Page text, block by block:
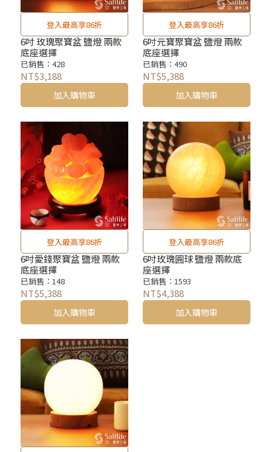
登入最高享86折
6吋 玫瑰聚寶盆 鹽燈 兩款
底座選擇
已銷售：428
NT$3,188
加入購物車
登入最高享86折
6吋元寶聚寶盆 鹽燈 兩款
底座選擇
已銷售：490
NT$5,388
加入購物車
登入最高享86折
6吋愛錢聚寶盆 鹽燈 兩款
底座選擇
已銷售：148
NT$5,388
加入購物車
登入最高享86折
6吋玫瑰圓球 鹽燈 兩款底
座選擇
已銷售：1593
NT$4,388
加入購物車